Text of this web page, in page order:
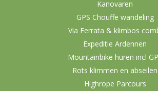
Kanovaren
GPS Chouffe wandeling
Via Ferrata & klimbos
Expeditie Ardennen
Mountainbike huren incl
Rots klimmen en abseilen
Highrope Parcours